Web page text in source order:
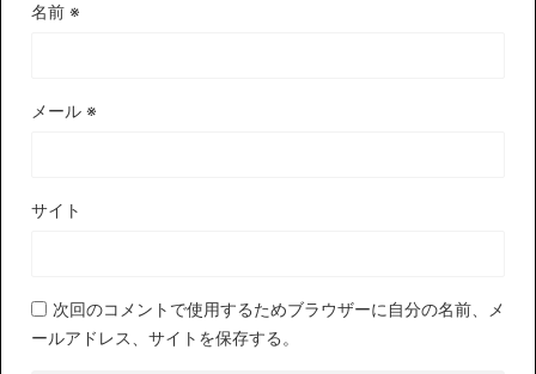
名前 ※
メール ※
サイト
次回のコメントで使用するためブラウザーに自分の名前、メ
ールアドレス、サイトを保存する。